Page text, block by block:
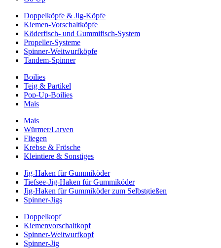
Doppelköpfe & Jig-Köpfe
Kiemen-Vorschaltköpfe
Köderfisch- und Gummifisch-System
Propeller-Systeme
Spinner-Weitwurfköpfe
Tandem-Spinner
Boilies
Teig & Partikel
Pop-Up-Boilies
Mais
Mais
Würmer/Larven
Fliegen
Krebse & Frösche
Kleintiere & Sonstiges
Jig-Haken für Gummiköder
Tiefsee-Jig-Haken für Gummiköder
Jig-Haken für Gummiköder zum Selbstgießen
Spinner-Jigs
Doppelkopf
Kiemenvorschaltkopf
Spinner-Weitwurfkopf
Spinner-Jig